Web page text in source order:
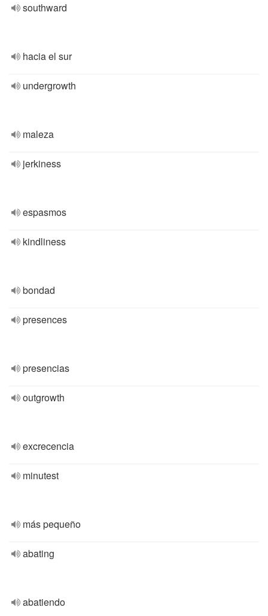
southward
hacia el sur
undergrowth
maleza
jerkiness
espasmos
kindliness
bondad
presences
presencias
outgrowth
excrecencia
minutest
más pequeño
abating
abatiendo